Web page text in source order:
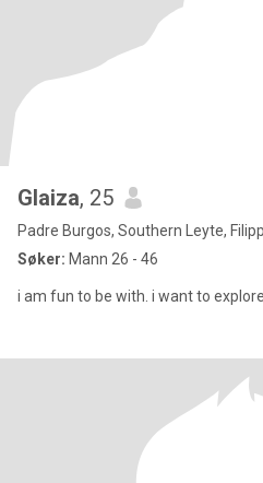
Glaiza, 25
Padre Burgos, Southern Leyte,
Søker: Mann 26 - 46
i am fun to be with. i want to